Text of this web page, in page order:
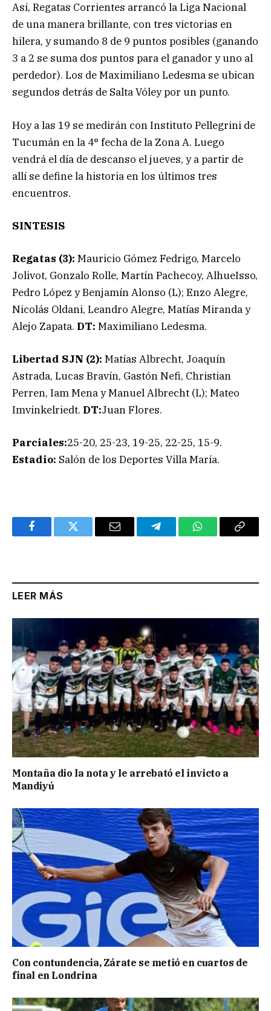
Así, Regatas Corrientes arrancó la Liga Nacional
de una manera brillante, con tres victorias en
hilera, y sumando 8 de 9 puntos posibles (ganando
3 a 2 se suma dos puntos para el ganador y uno al
perdedor). Los de Maximiliano Ledesma se ubican
segundos detrás de Salta Vóley por un punto.
Hoy a las 19 se medirán con Instituto Pellegrini de
Tucumán en la 4° fecha de la Zona A. Luego
vendrá el día de descanso el jueves, y a partir de
allí se define la historia en los últimos tres
encuentros.
SINTESIS
Regatas (3): Mauricio Gómez Fedrigo, Marcelo
Jolivot, Gonzalo Rolle, Martín Pachecoy, AlhueIsso,
Pedro López y Benjamín Alonso (L); Enzo Alegre,
Nicolás Oldani, Leandro Alegre, Matías Miranda y
Alejo Zapata. DT: Maximiliano Ledesma.
Libertad SJN (2): Matías Albrecht, Joaquín
Astrada, Lucas Bravín, Gastón Nefi, Christian
Perren, Iam Mena y Manuel Albrecht (L); Mateo
Imvinkelriedt. DT:Juan Flores.
Parciales:25-20, 25-23, 19-25, 22-25, 15-9.
Estadio: Salón de los Deportes Villa María.
FacebookTwitter Email TelegramWhatsAppCopy
LEER MÁS
Montaña dio la nota y le arrebató el invicto a
Mandiyú
Con contundencia, Zárate se metió en cuartos de
final en Londrina